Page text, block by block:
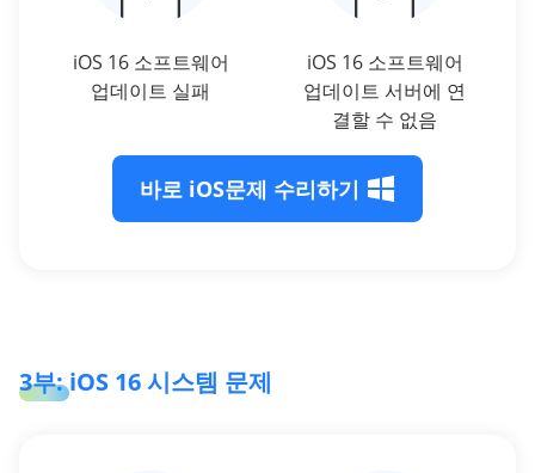
iOS 16 소프트웨어
업데이트 실패
iOS 16 소프트웨어
업데이트 서버에 연
결할 수 없음
바로 iOS문제 수리하기
3부: iOS 16 시스템 문제